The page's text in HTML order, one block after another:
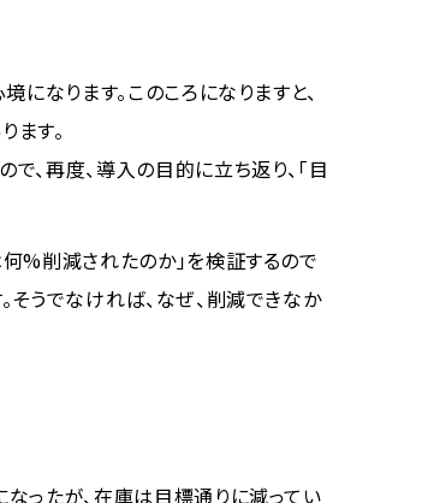
になります。このころになりますと、
ます。
、再度、導入の目的に立ち返り、「目
%削減されたのか」を検証するので
そうでなければ、なぜ、削減できなか
ったが、在庫は目標通りに減ってい